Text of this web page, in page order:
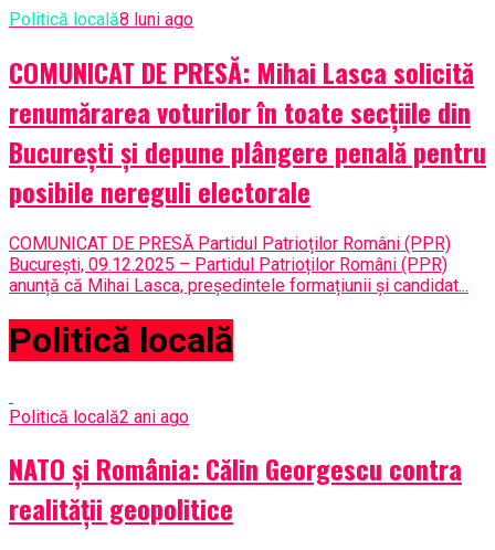
Politică locală8 luni ago
COMUNICAT DE PRESĂ: Mihai Lasca solicită
renumărarea voturilor în toate secțiile din
București și depune plângere penală pentru
posibile nereguli electorale
COMUNICAT DE PRESĂ Partidul Patrioților Români (PPR)
București, 09.12.2025 – Partidul Patrioților Români (PPR)
anunță că Mihai Lasca, președintele formațiunii și candidat...
Politică locală
Politică locală2 ani ago
NATO și România: Călin Georgescu contra
realității geopolitice